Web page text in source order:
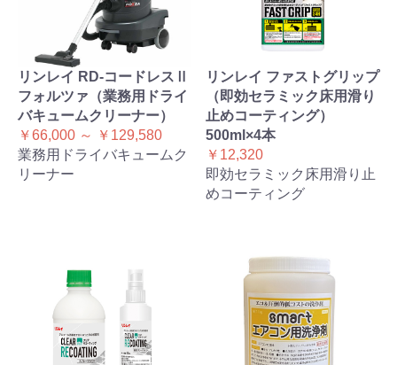
リンレイ RD-コードレスⅡ
フォルツァ（業務用ドライ
バキュームクリーナー）
￥66,000 ～ ￥129,580
業務用ドライバキュームク
リーナー
リンレイ ファストグリップ
（即効セラミック床用滑り
止めコーティング）
500ml×4本
￥12,320
即効セラミック床用滑り止
めコーティング